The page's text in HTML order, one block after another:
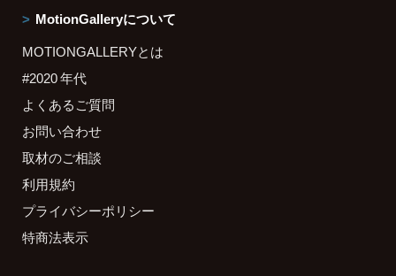
MotionGalleryについて
MOTIONGALLERYとは
#2020 年代
よくあるご質問
お問い合わせ
取材のご相談
利用規約
プライバシーポリシー
特商法表示